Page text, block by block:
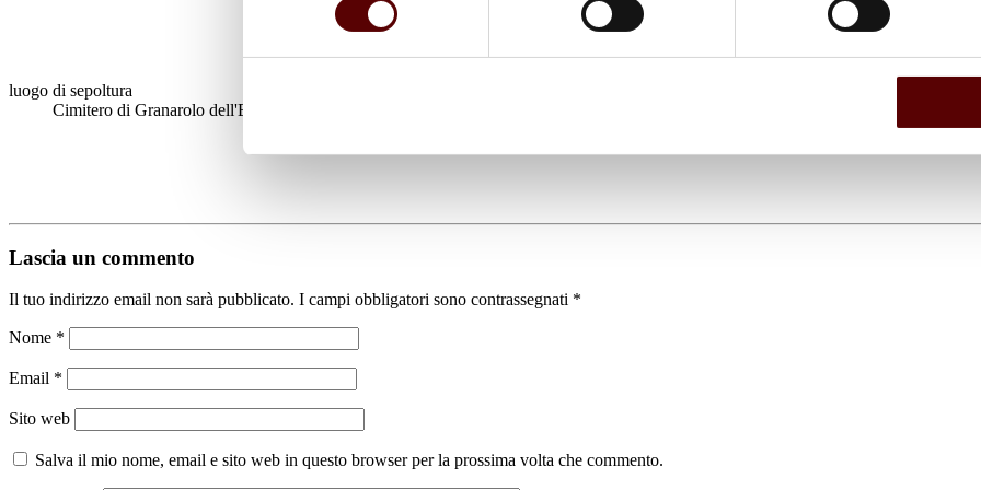
luogo di sepoltura
Cimitero di Granarolo dell'Emilia
Lascia un commento
Il tuo indirizzo email non sarà pubblicato. I campi obbligatori sono contrassegnati *
Nome *
Email *
Sito web
Salva il mio nome, email e sito web in questo browser per la prossima volta che commento.